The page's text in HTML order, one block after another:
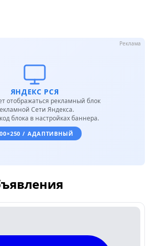
ЯНДЕКС РСЯ
отображаться рекламный блок
Сети Яндекса.
блока в настройках баннера.
/ АДАПТИВНЫЙ
Реклама